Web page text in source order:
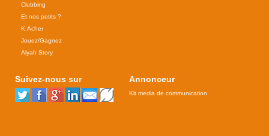
Clubbing
Et nos petits ?
K.Acher
Jouez/Gagnez
Alyah Story
Suivez-nous sur Annonceur
Kit media de communication